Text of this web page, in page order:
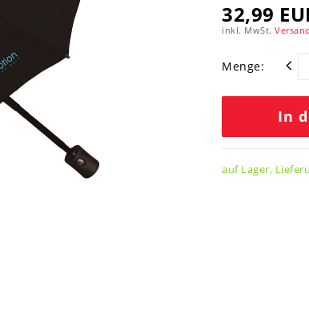
32,99
inkl. MwSt.
Menge:
In
auf Lager,